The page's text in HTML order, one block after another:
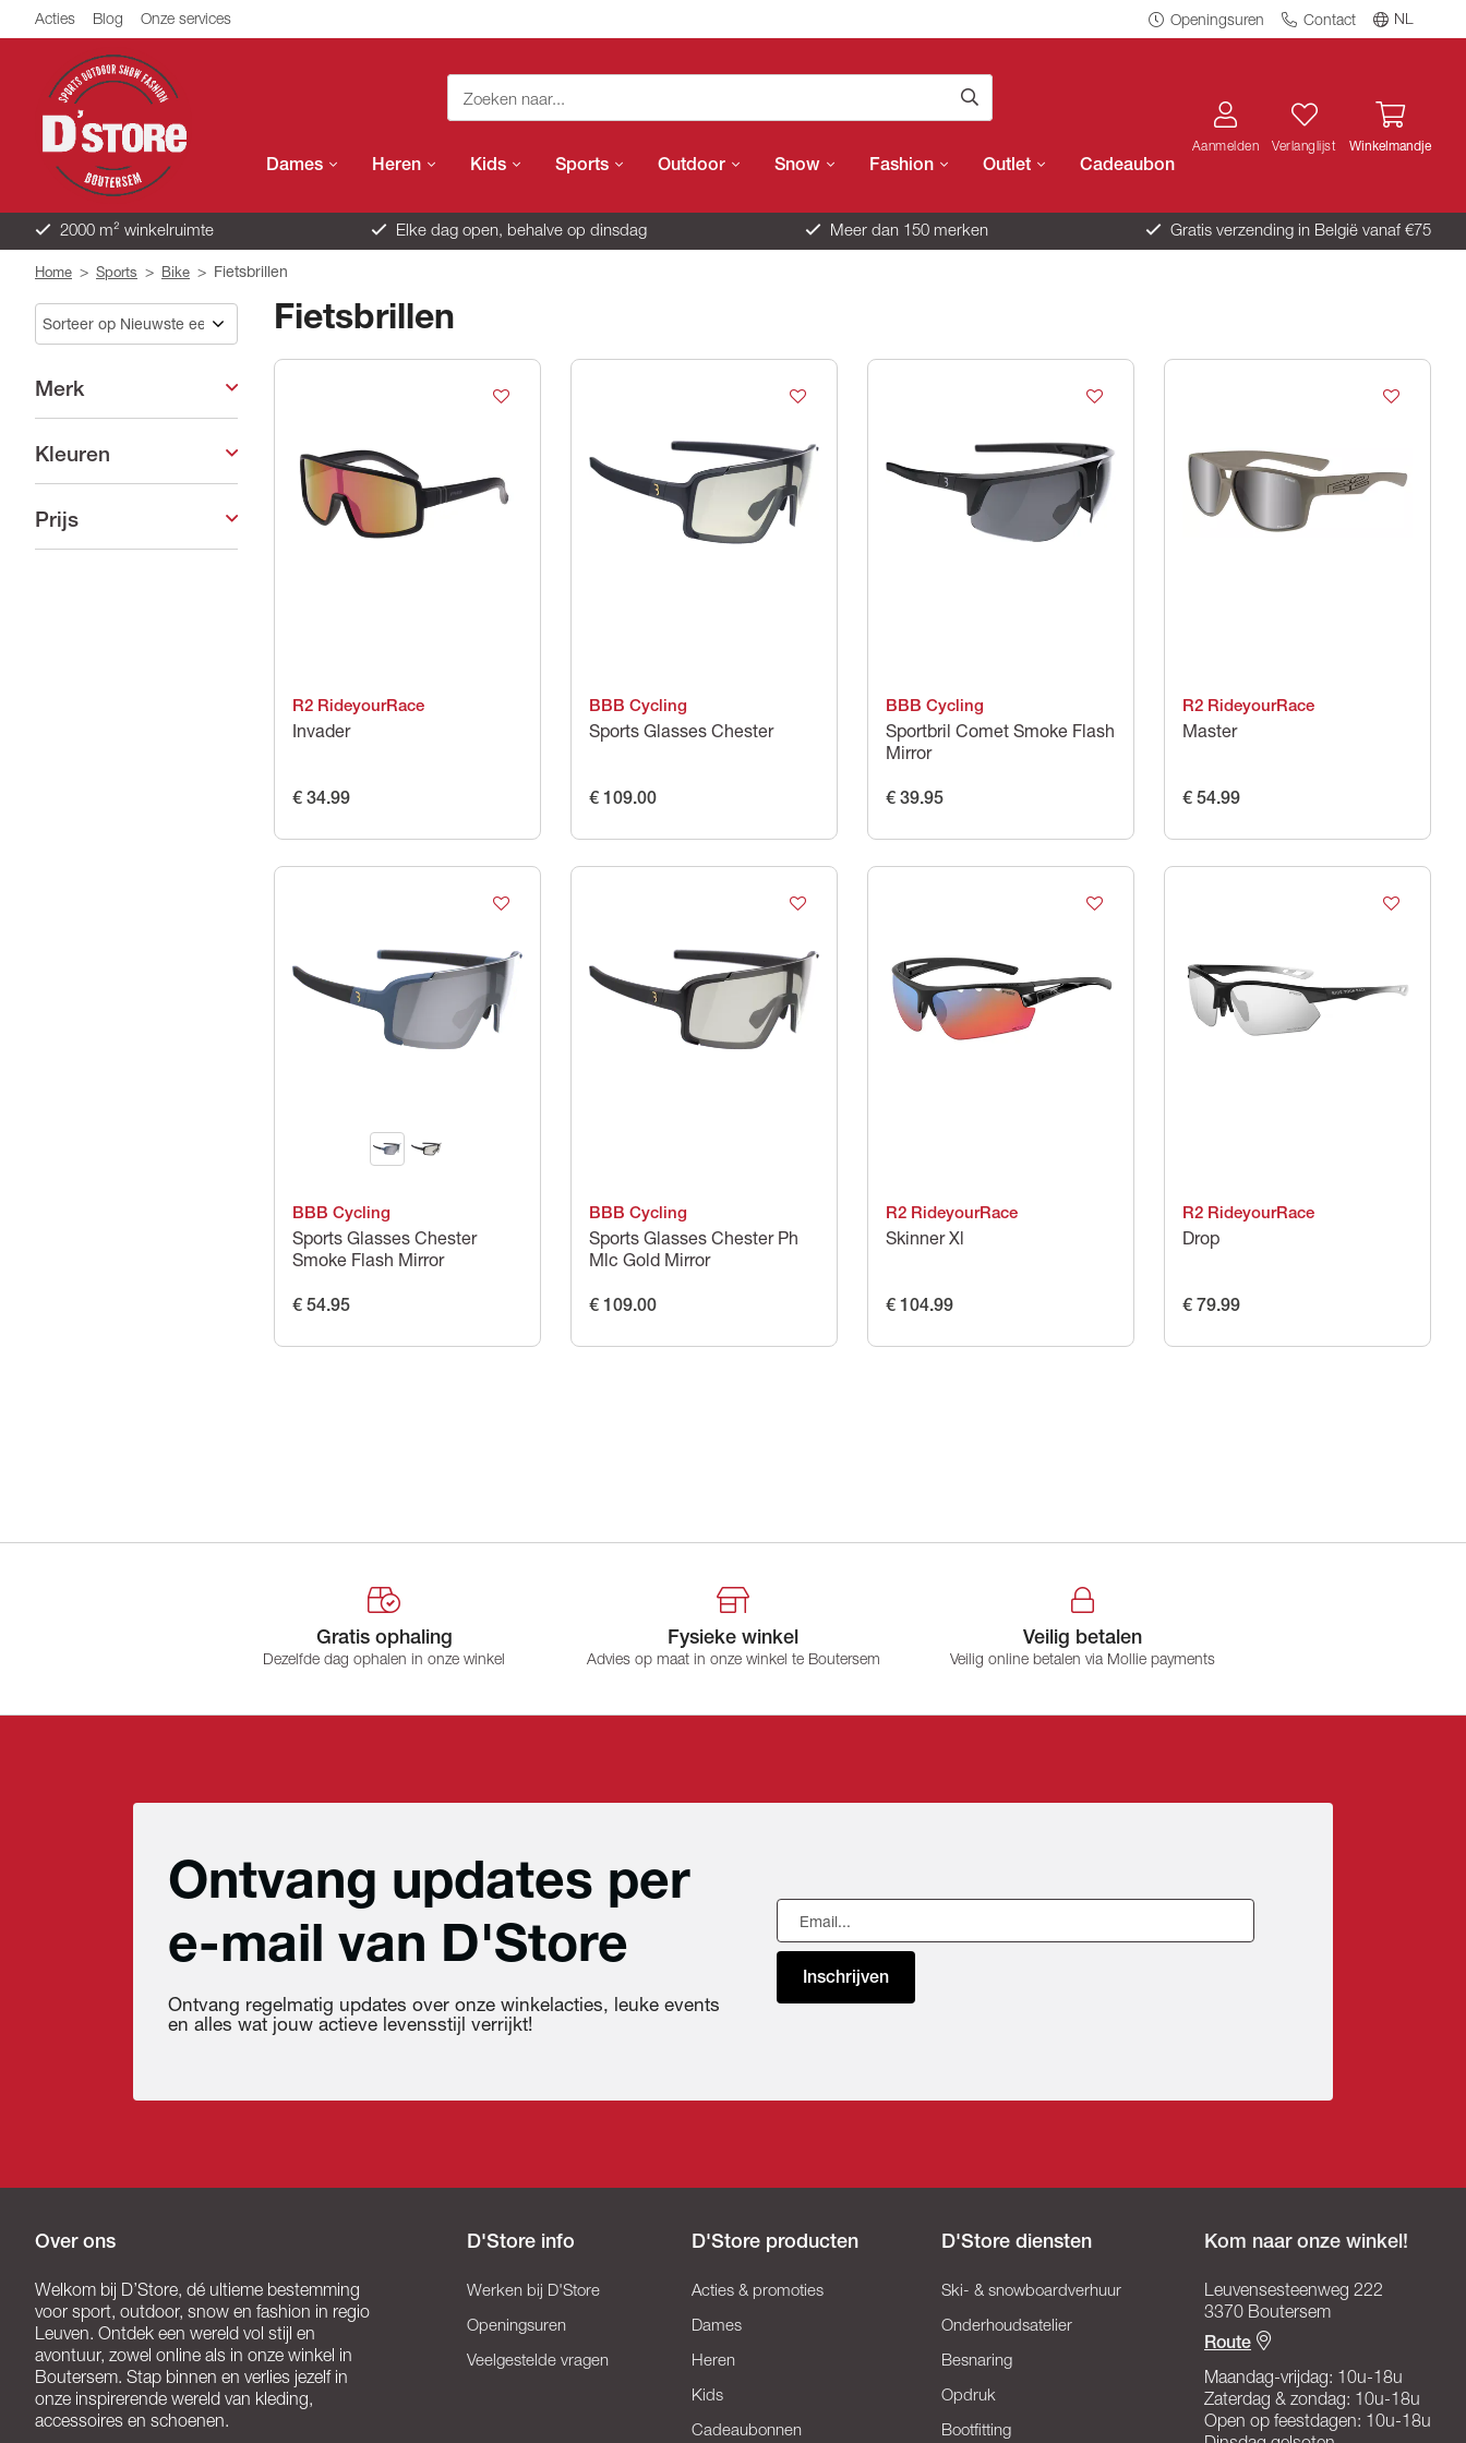
Acties Blog Onze services Openingsuren NL
Contact
Dames Heren Kids Sports Outdoor Snow Fashion Outlet Cadeaubon
Aanmelden Verlanglijst Winkelmandje
2000 m² winkelruimte Elke dag open, behalve op dinsdag Meer dan 150 merken Gratis verzending in België vanaf €75
Home > Sports > Bike > Fietsbrillen
Merk
Kleuren
Prijs
Fietsbrillen
R2 RideyourRace
Invader
€ 34.99
BBB Cycling
Sports Glasses Chester
€ 109.00
BBB Cycling
Sportbril Comet Smoke Flash
Mirror
€ 39.95
R2 RideyourRace
Master
€ 54.99
BBB Cycling
Sports Glasses Chester
Smoke Flash Mirror
€ 54.95
BBB Cycling
Sports Glasses Chester Ph
Mlc Gold Mirror
€ 109.00
R2 RideyourRace
Skinner Xl
€ 104.99
R2 RideyourRace
Drop
€ 79.99
Gratis ophaling
Dezelfde dag ophalen in onze winkel
Fysieke winkel
Advies op maat in onze winkel te Boutersem
Veilig betalen
Veilig online betalen via Mollie payments
Ontvang updates per
e-mail van D'Store
Ontvang regelmatig updates over onze winkelacties, leuke events
en alles wat jouw actieve levensstijl verrijkt!
Inschrijven
Over ons
Welkom bij D’Store, dé ultieme bestemming
voor sport, outdoor, snow en fashion in regio
Leuven. Ontdek een wereld vol stijl en
avontuur, zowel online als in onze winkel in
Boutersem. Stap binnen en verlies jezelf in
onze inspirerende wereld van kleding,
accessoires en schoenen.
D'Store info
Werken bij D'Store
Openingsuren
Veelgestelde vragen
D'Store producten
Acties & promoties
Dames
Heren
Kids
Cadeaubonnen
D'Store diensten
Ski- & snowboardverhuur
Onderhoudsatelier
Besnaring
Opdruk
Bootfitting
Kom naar onze winkel!
Leuvensesteenweg 222
3370 Boutersem
Route
Maandag-vrijdag: 10u-18u
Zaterdag & zondag: 10u-18u
Open op feestdagen: 10u-18u